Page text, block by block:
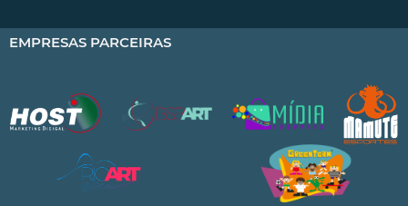
EMPRESAS PARCEIRAS